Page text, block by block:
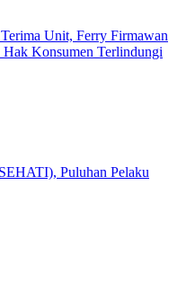
Unit, Ferry Firmawan
Konsumen Terlindungi
Puluhan Pelaku